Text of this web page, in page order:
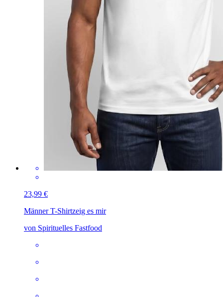
23,99 €
Männer T-Shirtzeig es mir
von Spirituelles Fastfood